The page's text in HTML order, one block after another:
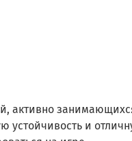
активно
устойчивость и